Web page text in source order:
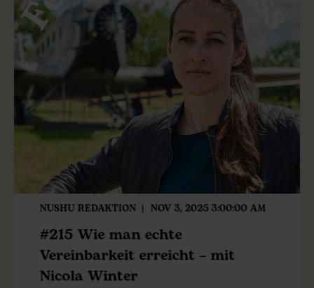
NUSHU REDAKTION NOV 3, 2025 3:00:00 AM
#215 Wie man echte
Vereinbarkeit erreicht – mit
Nicola Winter